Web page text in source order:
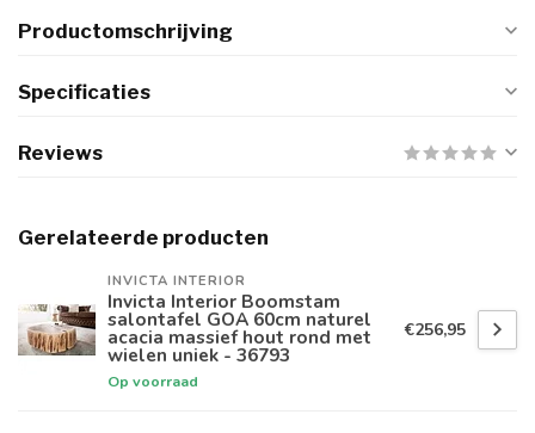
Productomschrijving
Specificaties
Reviews
Gerelateerde producten
INVICTA INTERIOR
Invicta Interior Boomstam
salontafel GOA 60cm naturel
acacia massief hout rond met
wielen uniek - 36793
Op voorraad
€256,95